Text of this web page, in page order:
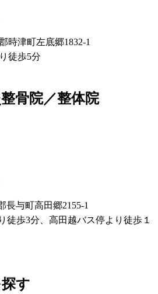
時津町左底郷1832-1
徒歩5分
骨院／整体院
長与町高田郷2155-1
徒歩3分、高田越バス停より徒歩１
す